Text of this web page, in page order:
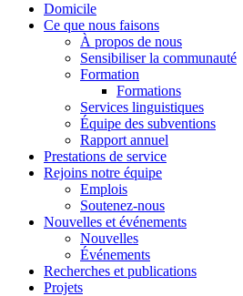
Domicile
Ce que nous faisons
À propos de nous
Sensibiliser la communauté
Formation
Formations
Services linguistiques
Équipe des subventions
Rapport annuel
Prestations de service
Rejoins notre équipe
Emplois
Soutenez-nous
Nouvelles et événements
Nouvelles
Événements
Recherches et publications
Projets